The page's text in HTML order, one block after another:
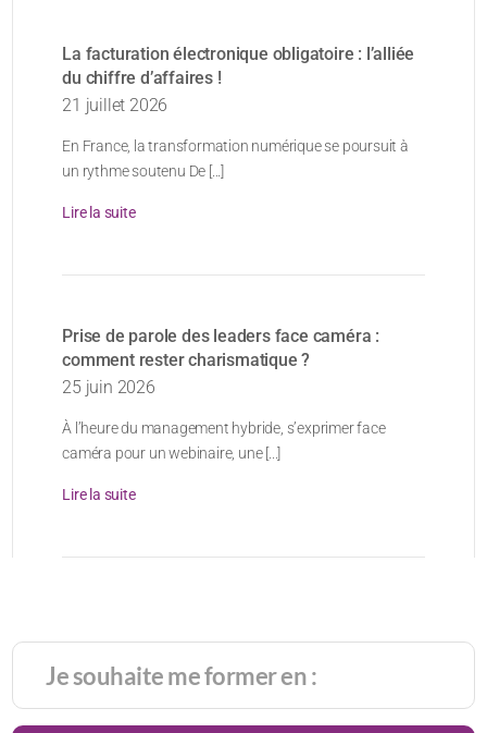
La facturation électronique obligatoire : l’alliée
du chiffre d’affaires !
21 juillet 2026
En France, la transformation numérique se poursuit à
un rythme soutenu De [...]
Lire la suite
Prise de parole des leaders face caméra :
comment rester charismatique ?
25 juin 2026
À l’heure du management hybride, s’exprimer face
caméra pour un webinaire, une [...]
Lire la suite